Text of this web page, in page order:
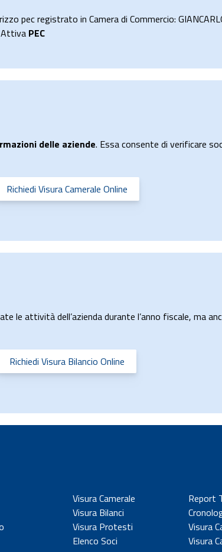
pec registrato in Camera di Commercio:
Attiva PEC
delle aziende. Essa consente di verificare
Richiedi Visura Camerale Online
le attività dell’azienda durante l’anno fiscale, ma
Richiedi Visura Bilancio Online
Visura Camerale
Visura Bilanci
Visura Protesti
Elenco Soci
Report
Visura
Visura